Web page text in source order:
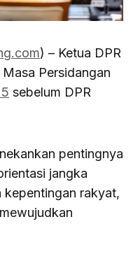
) – Ketua DPR
Persidangan
sebelum DPR
pentingnya
jangka
kepentingan rakyat,